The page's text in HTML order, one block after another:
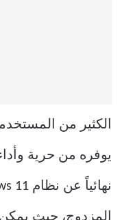
يوفره من حرية
المزدوج، حيث